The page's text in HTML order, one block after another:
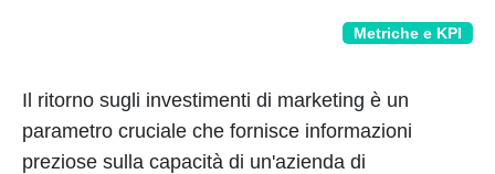
Metriche e KPI
Il ritorno sugli investimenti di marketing è un
parametro cruciale che fornisce informazioni
preziose sulla capacità di un'azienda di